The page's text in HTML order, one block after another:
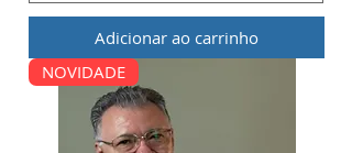
Adicionar ao carrinho
NOVIDADE